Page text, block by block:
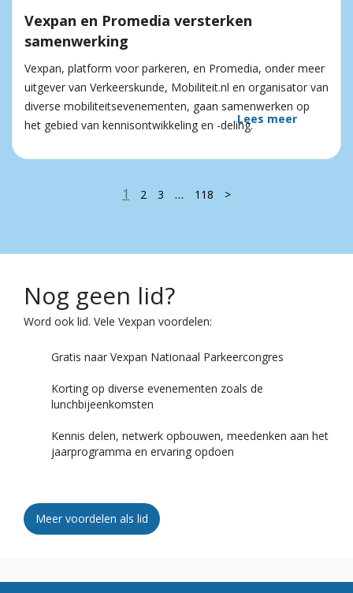
Vexpan en Promedia versterken
samenwerking
Vexpan, platform voor parkeren, en Promedia, onder meer
uitgever van Verkeerskunde, Mobiliteit.nl en organisator van
diverse mobiliteitsevenementen, gaan samenwerken op
het gebied van kennisontwikkeling en -deling.Lees meer
1 2 3 … 118 >
Nog geen lid?
Word ook lid. Vele Vexpan voordelen:
Gratis naar Vexpan Nationaal Parkeercongres
Korting op diverse evenementen zoals de
lunchbijeenkomsten
Kennis delen, netwerk opbouwen, meedenken aan het
jaarprogramma en ervaring opdoen
Meer voordelen als lid